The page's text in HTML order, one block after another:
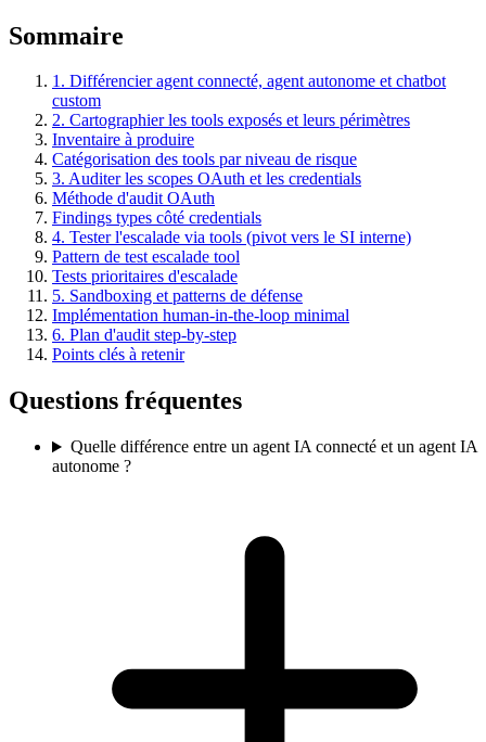
Sommaire
1. Différencier agent connecté, agent autonome et chatbot
custom
2. Cartographier les tools exposés et leurs périmètres
Inventaire à produire
Catégorisation des tools par niveau de risque
3. Auditer les scopes OAuth et les credentials
Méthode d'audit OAuth
Findings types côté credentials
4. Tester l'escalade via tools (pivot vers le SI interne)
Pattern de test escalade tool
Tests prioritaires d'escalade
5. Sandboxing et patterns de défense
Implémentation human-in-the-loop minimal
6. Plan d'audit step-by-step
Points clés à retenir
Questions fréquentes
Quelle différence entre un agent IA connecté et un agent IA
autonome ?